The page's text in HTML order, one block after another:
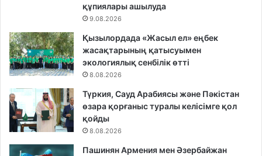
құпиялары ашылуда
9.08.2026
Қызылордада «Жасыл ел» еңбек
жасақтарының қатысуымен
экологиялық сенбілік өтті
8.08.2026
Түркия, Сауд Арабиясы және Пәкістан
өзара қорғаныс туралы келісімге қол
қойды
8.08.2026
Пашинян Армения мен Әзербайжан